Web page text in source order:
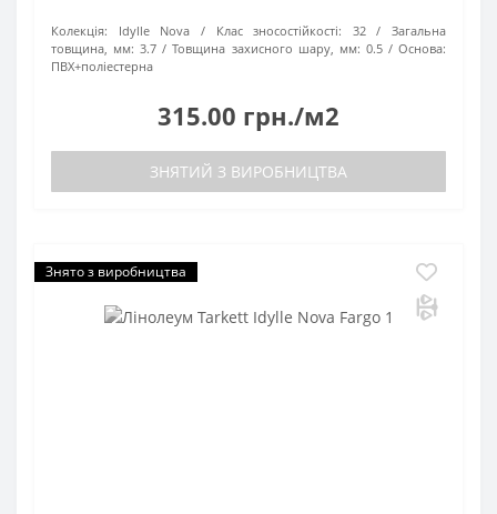
Колекція: Idylle Nova Клас зносостійкості: 32
Загальна
товщина, мм: 3.7 Товщина захисного шару, мм: 0.5
Основа:
ПВХ+поліестерна
315.00 грн./м2
ЗНЯТИЙ З ВИРОБНИЦТВА
Знято з виробництва